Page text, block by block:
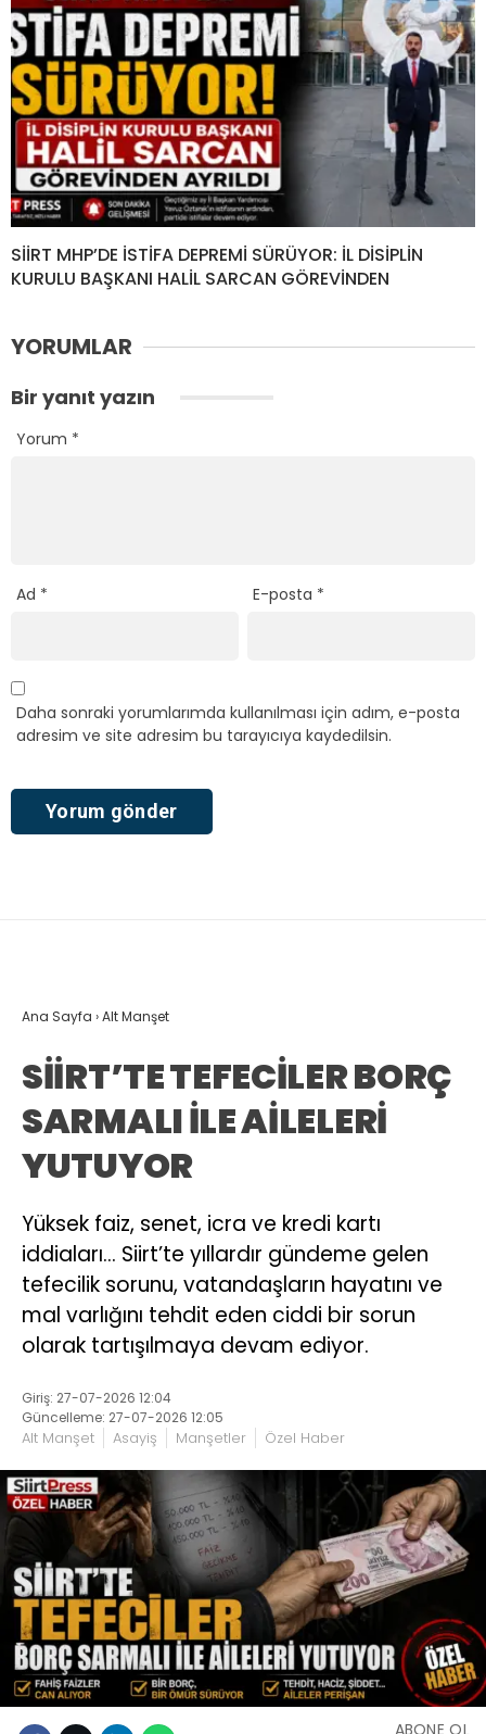
SİİRT MHP’DE İSTİFA DEPREMİ SÜRÜYOR: İL DİSİPLİN
KURULU BAŞKANI HALİL SARCAN GÖREVİNDEN
YORUMLAR
Bir yanıt yazın
Yorum *
Ad * E-posta *
Daha sonraki yorumlarımda kullanılması için adım, e-posta
adresim ve site adresim bu tarayıcıya kaydedilsin.
Ana Sayfa ›Alt Manşet
SİİRT’TE TEFECİLER BORÇ
SARMALI İLE AİLELERİ
YUTUYOR
Yüksek faiz, senet, icra ve kredi kartı
iddiaları… Siirt’te yıllardır gündeme gelen
tefecilik sorunu, vatandaşların hayatını ve
mal varlığını tehdit eden ciddi bir sorun
olarak tartışılmaya devam ediyor.
Giriş: 27-07-2026 12:04
Güncelleme: 27-07-2026 12:05
Alt Manşet Asayiş Manşetler Özel Haber
ABONE OL